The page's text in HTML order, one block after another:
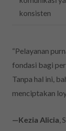
konsisten
“Pelayanan
fondasi bagi
Tanpa hal ini,
menciptakan
—Kezia Alicia,